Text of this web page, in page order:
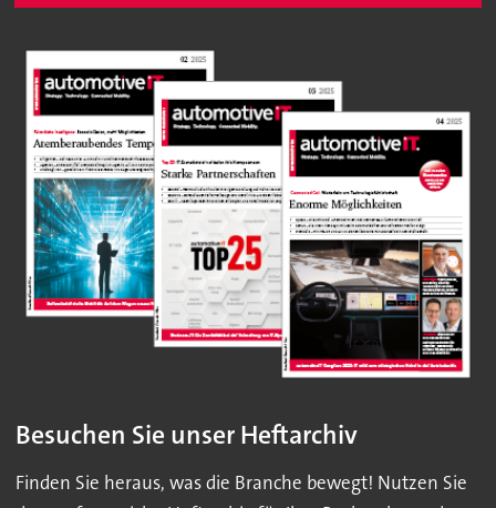
Besuchen Sie unser Heftarchiv
Finden Sie heraus, was die Branche bewegt! Nutzen Sie